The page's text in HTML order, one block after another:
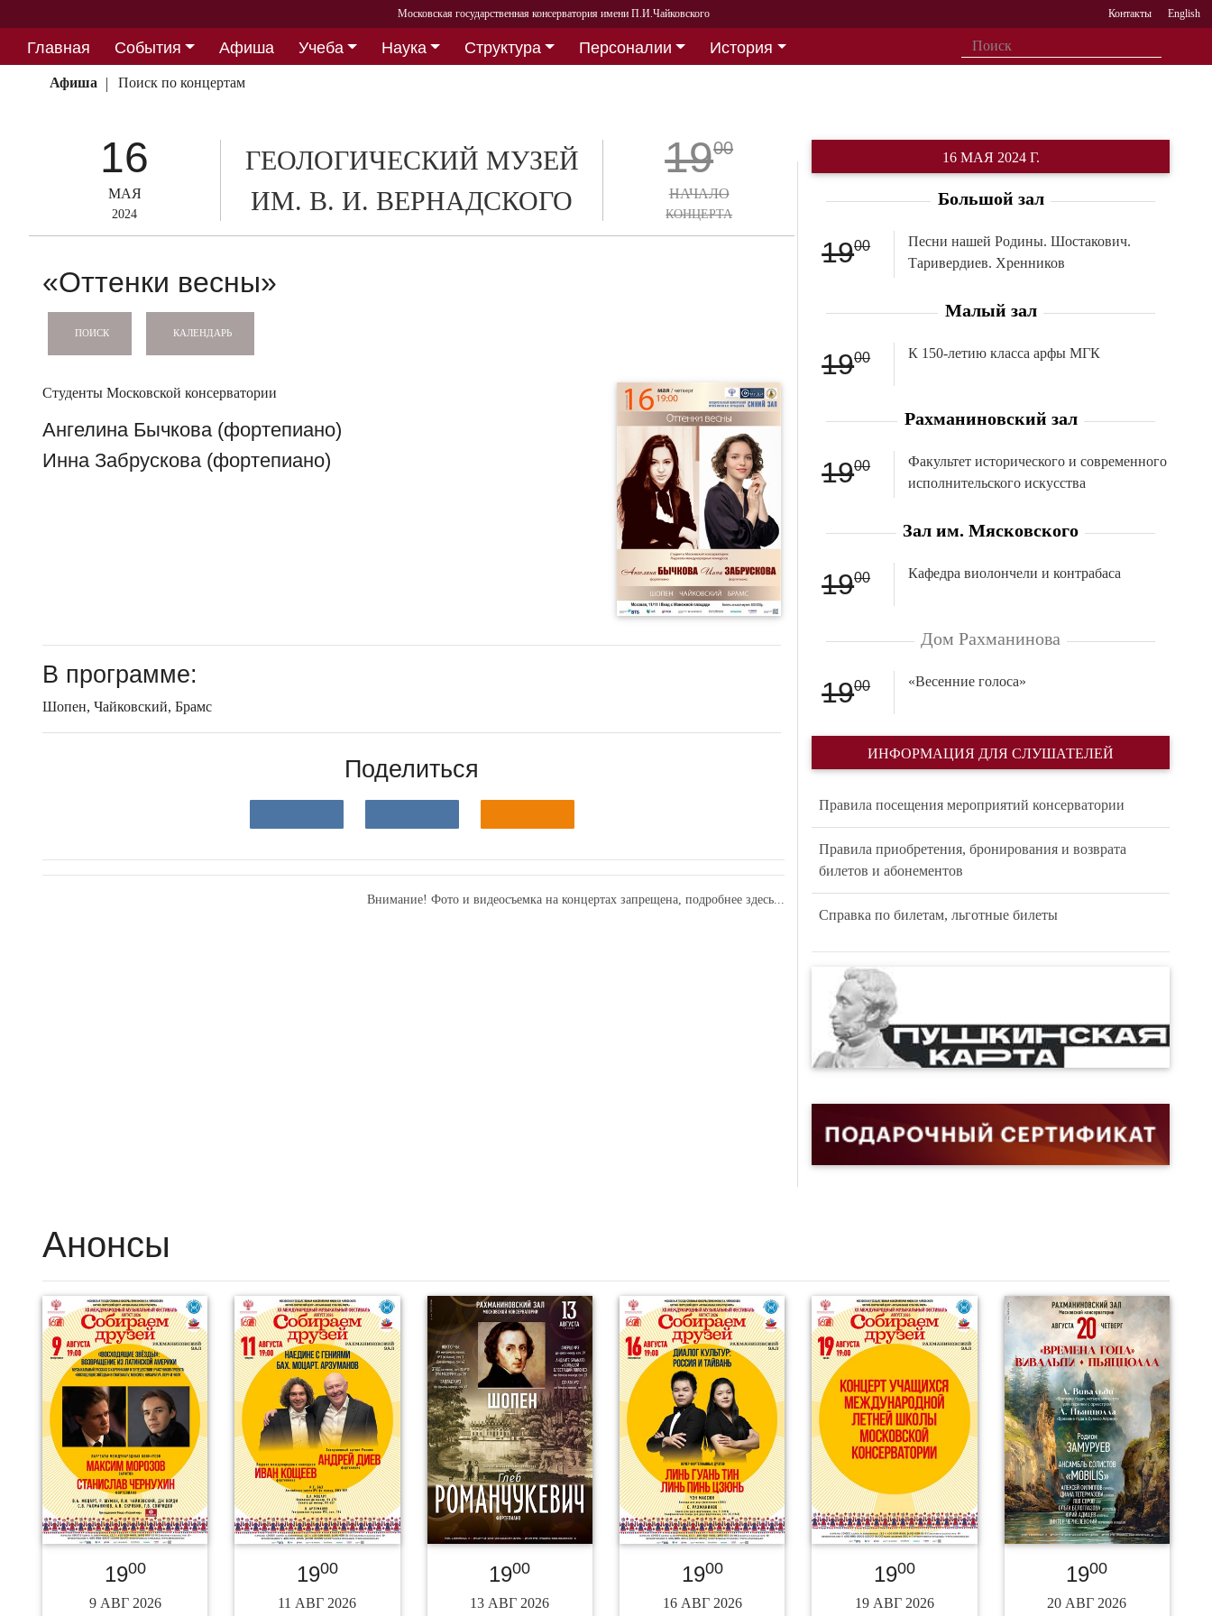
Московская государственная консерватория имени П.И.Чайковского Контакты English
Главная События Афиша Учеба Наука Структура Персоналии
История
Партнерство
Афиша Поиск по концертам
16
МАЯ
2024
ГЕОЛОГИЧЕСКИЙ МУЗЕЙ
ИМ. В. И. ВЕРНАДСКОГО
1900
НАЧАЛО
КОНЦЕРТА
«Оттенки весны»
ПОИСК КАЛЕНДАРЬ
Студенты Московской консерватории
Ангелина Бычкова (фортепиано)
Инна Забрускова (фортепиано)
В программе:
Шопен, Чайковский, Брамс
Поделиться
Внимание! Фото и видеосъемка на концертах запрещена,подробнее здесь...
16 МАЯ 2024 Г.
Большой зал
1900
Песни нашей Родины. Шостакович.
Таривердиев. Хренников
Малый зал
1900 К 150-летию класса арфы МГК
Рахманиновский зал
1900
Факультет исторического и современного
исполнительского искусства
Зал им. Мясковского
1900 Кафедра виолончели и контрабаса
Дом Рахманинова
1900 «Весенние голоса»
ИНФОРМАЦИЯ ДЛЯ СЛУШАТЕЛЕЙ
Правила посещения мероприятий консерватории
Правила приобретения, бронирования и возврата
билетов и абонементов
Справка по билетам, льготные билеты
Анонсы
1900
9 АВГ 2026
1900
11 АВГ 2026
1900
13 АВГ 2026
1900
16 АВГ 2026
1900
19 АВГ 2026
1900
20 АВГ 2026